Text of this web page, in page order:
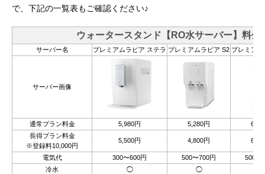
で、下記の一覧表もご確認ください♪
ウォータースタンド【RO水サーバー】料金
サーバー名 プレミアムラピア ステラ プレミアムラピア S2 プレミア
サーバー画像
通常プラン料金 5,980円 5,280円
長得プラン料金
※登録料10,000円
5,500円 4,800円
電気代 300〜600円 500〜700円
500〜
冷水
◯ ◯